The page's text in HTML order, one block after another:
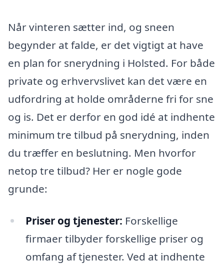
Når vinteren sætter ind, og sneen
begynder at falde, er det vigtigt at have
en plan for snerydning i Holsted. For både
private og erhvervslivet kan det være en
udfordring at holde områderne fri for sne
og is. Det er derfor en god idé at indhente
minimum tre tilbud på snerydning, inden
du træffer en beslutning. Men hvorfor
netop tre tilbud? Her er nogle gode
grunde:
Priser og tjenester: Forskellige
firmaer tilbyder forskellige priser og
omfang af tjenester. Ved at indhente